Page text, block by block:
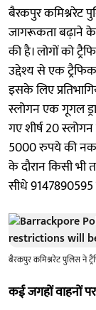
बैरकपुर कमिश्नरेट
जागरूकता बढ़ाने
की है। लोगों को
उद्देश्य से एक
इसके लिए
स्लोगन एक गूगल
गए शीर्ष 20
5000 रुपये की नकद
के दौरान किसी भी
सीधे
बैरकपुर कमिश्नरेट पुलिस ने
कई जगहों वाहनों